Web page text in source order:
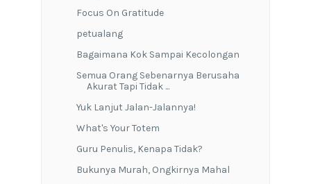
Focus On Gratitude
petualang
Bagaimana Kok Sampai Kecolongan
Semua Orang Sebenarnya Berusaha
Akurat Tapi Tidak ...
Yuk Lanjut Jalan-Jalannya!
What's Your Totem
Guru Penulis, Kenapa Tidak?
Bukunya Murah, Ongkirnya Mahal